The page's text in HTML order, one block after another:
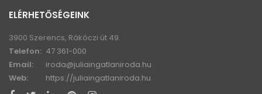
ELÉRHETŐSÉGEINK
3900 Szerencs, Rákóczi út 49.
Telefon: 47 361-000
Email:
iroda@juliaingatlaniroda.hu
Web:
https://juliaingatlaniroda.hu